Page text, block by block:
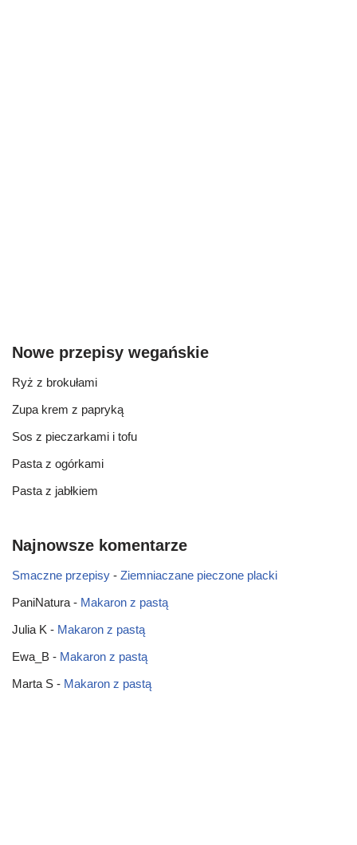
Nowe przepisy wegańskie
Ryż z brokułami
Zupa krem z papryką
Sos z pieczarkami i tofu
Pasta z ogórkami
Pasta z jabłkiem
Najnowsze komentarze
Smaczne przepisy - Ziemniaczane pieczone placki
PaniNatura - Makaron z pastą
Julia K - Makaron z pastą
Ewa_B - Makaron z pastą
Marta S - Makaron z pastą